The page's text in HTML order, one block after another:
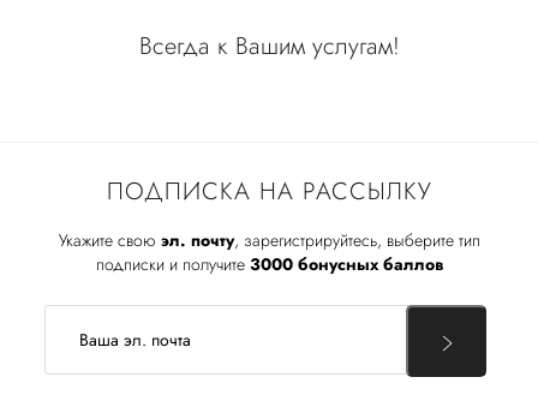
ПОДПИСКА НА РАССЫЛКУ
Укажите свою эл. почту, зарегистрируйтесь, выберите тип
подписки и получите 3000 бонусных баллов
Всегда к Вашим услугам!